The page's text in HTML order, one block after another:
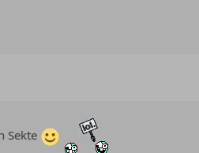
Sekte